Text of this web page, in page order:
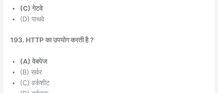
(C) गेटवे
(D) पाथवे
193. HTTP का उपयोग करती है ?
(A) वेबपेज
(B) सर्वर
(C) वर्कशीट